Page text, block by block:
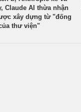
Claude AI thừa nhận
xây dựng từ "đống
thư viện"